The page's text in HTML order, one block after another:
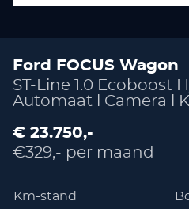
Ford FOCUS Wagon
ST-Line 1.0 Ecoboost
Automaat l Camera l
€ 23.750,-
€329,- per maand
Km-stand